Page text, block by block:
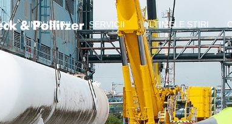
INDUSTRII SERVICII ULTIMELE ȘTIRI